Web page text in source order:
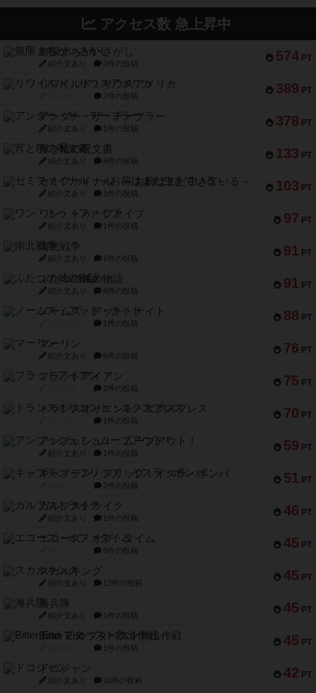
アクセス数 急上昇中
574 PT
無限まちがいさがし
紹介文あり 2件の投稿
389 PT
リワイルド：サウスアメリカ
2件の投稿
378 PT
アンダー・ザ・テーブラー
紹介文あり 1件の投稿
133 PT
宵と暁の呪文書
紹介文あり 8件の投稿
103 PT
セミファイナル ～お前はまだ生きている～
紹介文あり 1件の投稿
97 PT
ワン・トゥ・ファイブ
紹介文あり 1件の投稿
91 PT
南北戦争
紹介文あり 1件の投稿
91 PT
ふたつの城の物語
紹介文あり 6件の投稿
88 PT
ノームズ・アット・ナイト
1件の投稿
76 PT
マーリン
紹介文あり 6件の投稿
75 PT
フラットアイアン
2件の投稿
70 PT
トランスオリエント・エクスプレス
1件の投稿
59 PT
アンブッシュ！：ムーブアウト！
紹介文あり 1件の投稿
51 PT
キャプテン・フリップ：イスラ・ボンバ
2件の投稿
46 PT
ガルフストライク
紹介文あり 1件の投稿
45 PT
エコーズ・オブ・タイム
8件の投稿
45 PT
スカルキング
紹介文あり 12件の投稿
45 PT
海兵隊
紹介文あり 1件の投稿
45 PT
Bitter End ブタペスト救出作戦
1件の投稿
42 PT
ドコジャン
紹介文あり 10件の投稿